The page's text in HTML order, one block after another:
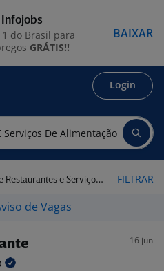
Login
de Alimentação em Atibaia - SP FILTRAR
de Vagas
16 jun
1 do Brasil para
GRÁTIS!!
BAIXAR